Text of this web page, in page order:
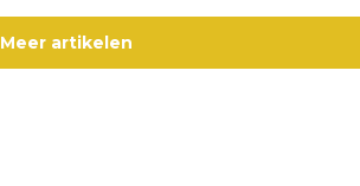
Meer artikelen